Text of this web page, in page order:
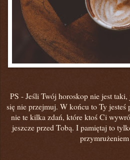
PS -Jeśli Twój horoskop nie jest taki,
się nie przejmuj. W końcu to Ty jesteś
nie te kilka zdań, które ktoś Ci
jeszcze przed Tobą. I pamiętaj to